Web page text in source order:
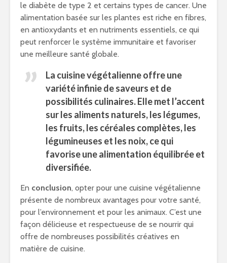
le diabète de type 2 et certains types de cancer. Une
alimentation basée sur les plantes est riche en fibres,
en antioxydants et en nutriments essentiels, ce qui
peut renforcer le système immunitaire et favoriser
une meilleure santé globale.
La cuisine végétalienne offre une
variété infinie de saveurs et de
possibilités culinaires. Elle met l’accent
sur les aliments naturels, les légumes,
les fruits, les céréales complètes, les
légumineuses et les noix, ce qui
favorise une alimentation équilibrée et
diversifiée.
En conclusion, opter pour une cuisine végétalienne
présente de nombreux avantages pour votre santé,
pour l’environnement et pour les animaux. C’est une
façon délicieuse et respectueuse de se nourrir qui
offre de nombreuses possibilités créatives en
matière de cuisine.